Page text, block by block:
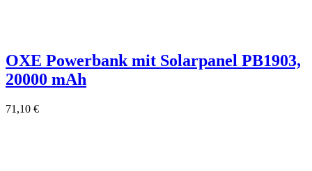
OXE Powerbank mit Solarpanel PB1903,
20000 mAh
71,10 €